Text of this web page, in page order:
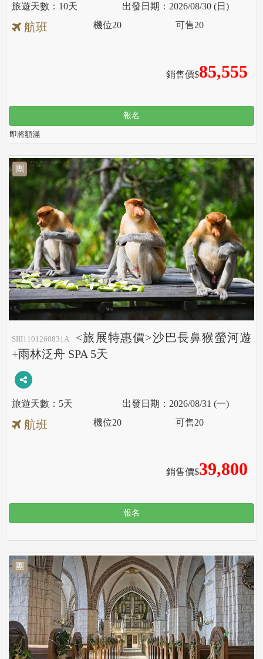
10天 2026/08/30 (日)
航班
銷售價$85,555
機位20 可售20
報名
即將額滿
團
SIII1101260831A
<旅展特惠價>沙巴長鼻猴螢河遊
+雨林泛舟 SPA 5天
5天 2026/08/31 (一)
航班
銷售價$39,800
機位20 可售20
報名
團